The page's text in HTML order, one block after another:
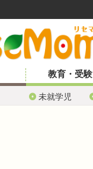
教育・受験
未就学児